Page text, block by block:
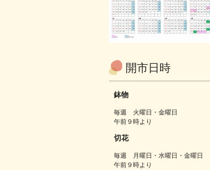
開市日時
鉢物
毎週 火曜日・金曜日
午前９時より
切花
毎週 月曜日・水曜日・金曜日
午前９時より